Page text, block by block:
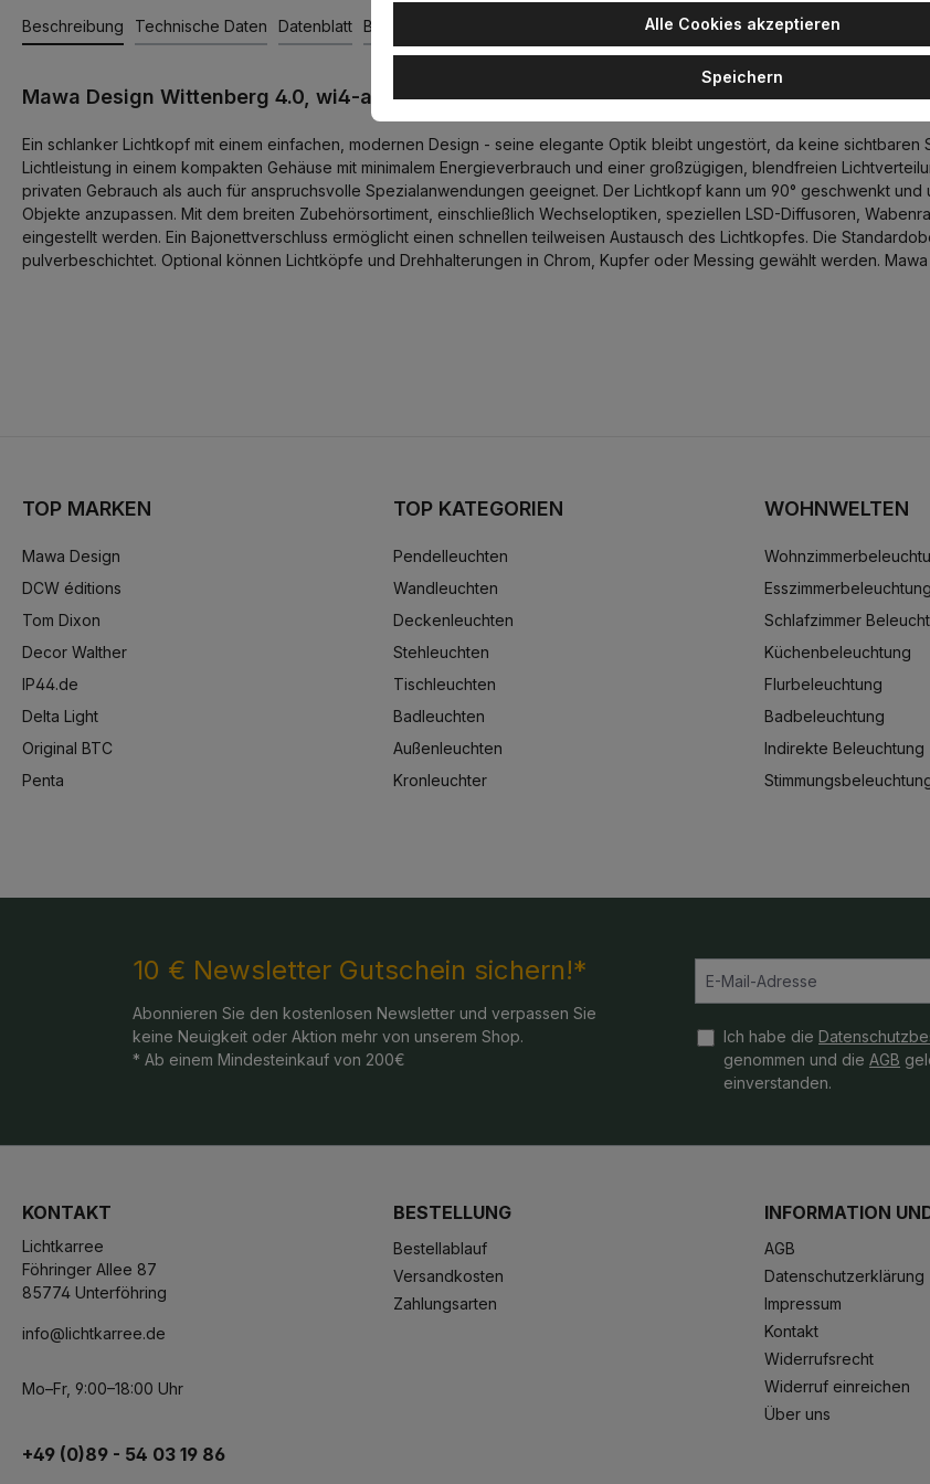
Beschreibung Technische Daten Datenblatt Bewertungen
Mawa Design Wittenberg 4.0, wi4-ab-1e-hb Aufbaustrahler, Schwarz matt, Extra-Warmweiß
Ein schlanker Lichtkopf mit einem einfachen, modernen Design - seine elegante Optik bleibt ungestört, da keine
Lichtleistung in einem kompakten Gehäuse mit minimalem Energieverbrauch und einer großzügigen, blendfreien
privaten Gebrauch als auch für anspruchsvolle Spezialanwendungen geeignet. Der Lichtkopf kann um 90° geschwenkt
Objekte anzupassen. Mit dem breiten Zubehörsortiment, einschließlich Wechseloptiken, speziellen LSD-Diffusoren,
eingestellt werden. Ein Bajonettverschluss ermöglicht einen schnellen teilweisen Austausch des Lichtkopfes. Die
pulverbeschichtet. Optional können Lichtköpfe und Drehhalterungen in Chrom, Kupfer oder Messing gewählt werden.
TOP MARKEN
Mawa Design
DCW éditions
Tom Dixon
Decor Walther
IP44.de
Delta Light
Original BTC
Penta
TOP KATEGORIEN
Pendelleuchten
Wandleuchten
Deckenleuchten
Stehleuchten
Tischleuchten
Badleuchten
Außenleuchten
Kronleuchter
WOHNWELTEN
Esszimmerbeleuchtung
Schlafzimmer
Küchenbeleuchtung
Flurbeleuchtung
Badbeleuchtung
Indirekte Beleuchtung
10 € Newsletter Gutschein sichern!*
Abonnieren Sie den kostenlosen Newsletter und verpassen Sie
keine Neuigkeit oder Aktion mehr von unserem Shop.
* Ab einem Mindesteinkauf von 200€
Ich habe die
genommen und die AGB
einverstanden.
KONTAKT
Lichtkarree
Föhringer Allee 87
85774 Unterföhring
info@lichtkarree.de
Mo–Fr, 9:00–18:00 Uhr
+49 (0)89 - 54 03 19 86
BESTELLUNG
Bestellablauf
Versandkosten
Zahlungsarten
INFORMATION
AGB
Datenschutzerklärung
Impressum
Kontakt
Widerrufsrecht
Widerruf einreichen
Über uns
Alle Cookies akzeptieren
Speichern